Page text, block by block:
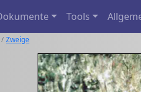
Tools
Zweige